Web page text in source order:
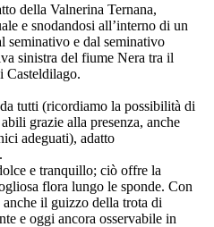
della Valnerina Ternana,
e snodandosi all’interno di un
seminativo e dal seminativo
sinistra del fiume Nera tra il
Casteldilago.
tutti (ricordiamo la possibilità di
grazie alla presenza, anche
adeguati), adatto
e tranquillo; ciò offre la
flora lungo le sponde. Con
il guizzo della trota di
e oggi ancora osservabile in